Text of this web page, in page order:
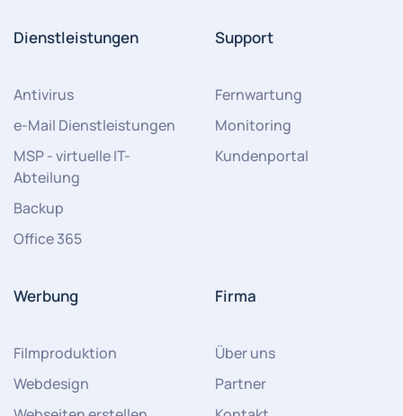
Dienstleistungen
Antivirus
e-Mail Dienstleistungen
MSP - virtuelle IT-
Abteilung
Backup
Office 365
Support
Fernwartung
Monitoring
Kundenportal
Werbung
Filmproduktion
Webdesign
Firma
Über uns
Partner